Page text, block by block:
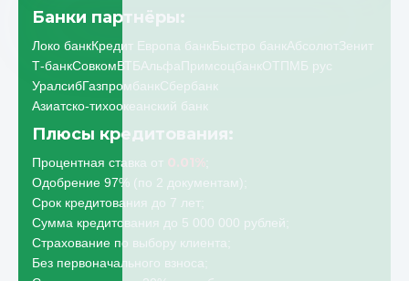
Банки партнёры:
Локо банкКредит Европа банкБыстро банкАбсолютЗенит
Т-банкСовкомВТБАльфаПримсоцбанкОТПМБ рус
УралсибГазпромбанкСбербанк
Азиатско-тихоокеанский банк
Плюсы кредитования:
Процентная ставка от 0.01%
Одобрение 97% (по 2 документам);
Срок кредитования до 7 лет;
Сумма кредитования до 5 000 000 рублей;
Страхование по выбору клиента;
Без первоначального взноса;